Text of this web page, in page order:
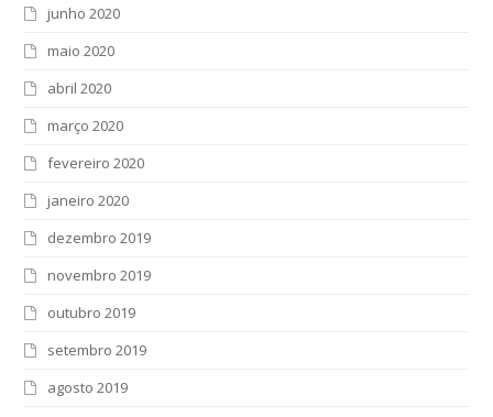
junho 2020
maio 2020
abril 2020
março 2020
fevereiro 2020
janeiro 2020
dezembro 2019
novembro 2019
outubro 2019
setembro 2019
agosto 2019